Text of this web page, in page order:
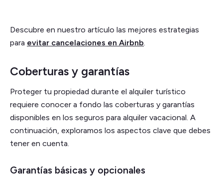
Descubre en nuestro artículo las mejores estrategias
para evitar cancelaciones en Airbnb.
Coberturas y garantías
Proteger tu propiedad durante el alquiler turístico
requiere conocer a fondo las coberturas y garantías
disponibles en los seguros para alquiler vacacional. A
continuación, exploramos los aspectos clave que debes
tener en cuenta.
Garantías básicas y opcionales